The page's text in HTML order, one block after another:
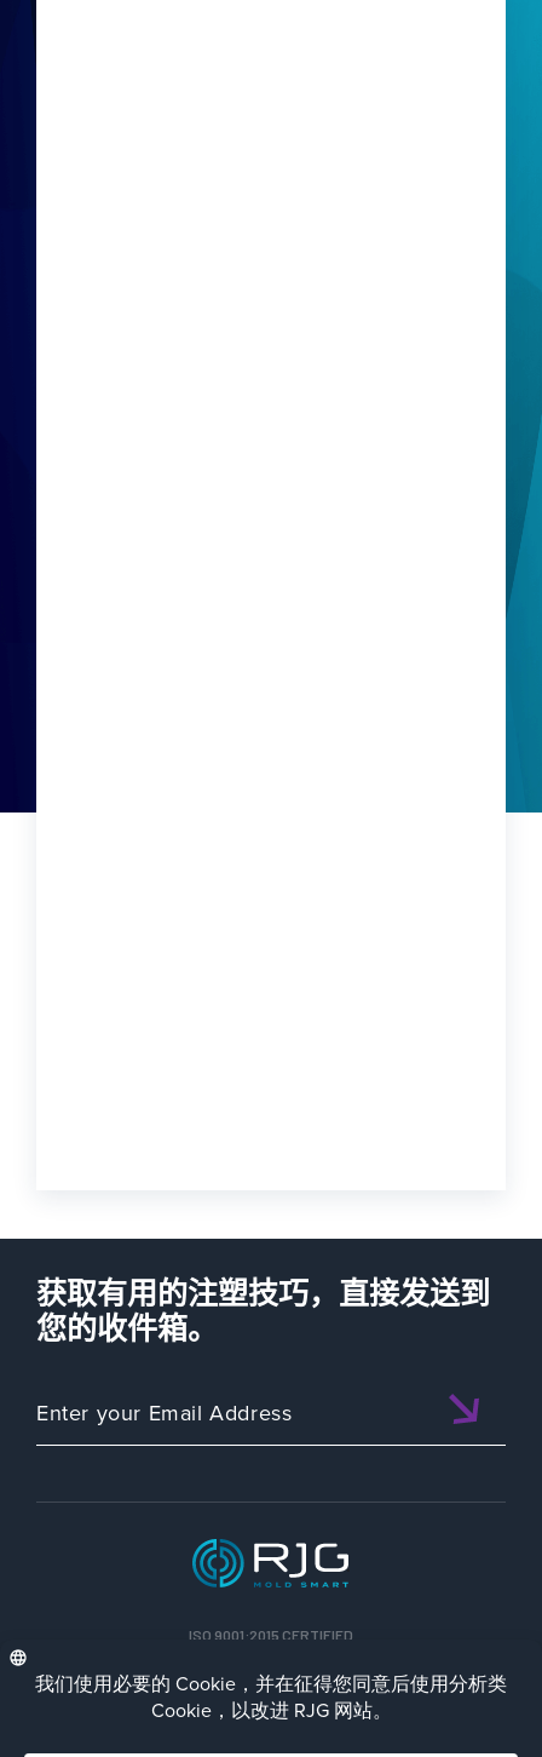
获取有用的注塑技巧，直接发送到
您的收件箱。
ISO 9001:2015 CERTIFIED